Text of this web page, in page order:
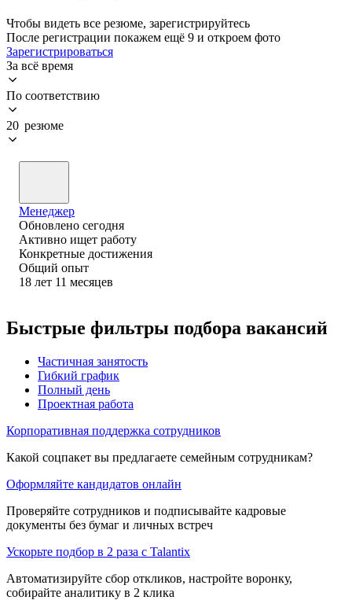
Чтобы видеть все резюме, зарегистрируйтесь
После регистрации покажем ещё 9 и откроем фото
Зарегистрироваться
За всё время
По соответствию
20 резюме
Менеджер
Обновлено сегодня
Активно ищет работу
Конкретные достижения
Общий опыт
18 лет 11 месяцев
Быстрые фильтры подбора вакансий
Частичная занятость
Гибкий график
Полный день
Проектная работа
Корпоративная поддержка сотрудников
Какой соцпакет вы предлагаете семейным сотрудникам?
Оформляйте кандидатов онлайн
Проверяйте сотрудников и подписывайте кадровые
документы без бумаг и личных встреч
Ускорьте подбор в 2 раза с Talantix
Автоматизируйте сбор откликов, настройте воронку,
собирайте аналитику в 2 клика